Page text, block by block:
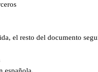
el resto del documento